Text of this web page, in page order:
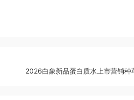
2026白象新品蛋白质水上市营销种